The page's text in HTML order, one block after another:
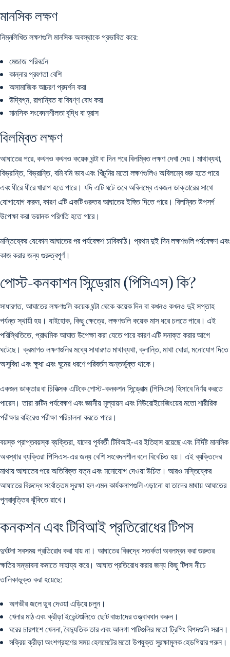
মানসিক লক্ষণ
নিম্নলিখিত লক্ষণগুলি মানসিক অবস্থাকে প্রভাবিত করে:
মেজাজ পরিবর্তন
কান্নার প্রবণতা বেশি
অসামাজিক আচরণ প্রদর্শন করা
উদ্বিগ্ন, রাগান্বিত বা বিষণ্ণ বোধ করা
মানসিক সংবেদনশীলতা বৃদ্ধি বা হ্রাস
বিলম্বিত লক্ষণ
আঘাতের পরে, কখনও কখনও কয়েক ঘন্টা বা দিন পরে বিলম্বিত লক্ষণ দেখা দেয়। মাথাব্যথা,
বিভ্রান্তি, বিভ্রান্তি, বমি বমি ভাব এবং খিঁচুনির মতো লক্ষণগুলিও অবিলম্বে শুরু হতে পারে
এবং ধীরে ধীরে খারাপ হতে পারে। যদি এটি ঘটে তবে অবিলম্বে একজন ডাক্তারের সাথে
যোগাযোগ করুন, কারণ এটি একটি গুরুতর আঘাতের ইঙ্গিত দিতে পারে। বিলম্বিত উপসর্গ
উপেক্ষা করা ভয়ানক পরিণতি হতে পারে।
মস্তিষ্কের যেকোন আঘাতের পর পর্যবেক্ষণ চাবিকাঠি। প্রথম দুই দিন লক্ষণগুলি পর্যবেক্ষণ এবং
কাজ করার জন্য গুরুত্বপূর্ণ।
পোস্ট-কনকাশন সিন্ড্রোম (পিসিএস) কি?
সাধারণত, আঘাতের লক্ষণগুলি কয়েক ঘন্টা থেকে কয়েক দিন বা কখনও কখনও দুই সপ্তাহ
পর্যন্ত স্থায়ী হয়। যাইহোক, কিছু ক্ষেত্রে, লক্ষণগুলি কয়েক মাস ধরে চলতে পারে। এই
পরিস্থিতিতে, প্রাথমিক আঘাত উপেক্ষা করা যেতে পারে কারণ এটি সনাক্ত করার আগে
ঘটেছে। ক্রমাগত লক্ষণগুলির মধ্যে সাধারণত মাথাব্যথা, ক্লান্তি, মাথা ঘোরা, মনোযোগ দিতে
অসুবিধা এবং ক্ষুধা এবং ঘুমের ধরণে পরিবর্তন অন্তর্ভুক্ত থাকে।
একজন ডাক্তার বা চিকিত্সক এটিকে পোস্ট-কনকশন সিন্ড্রোম (পিসিএস) হিসাবে নির্ণয় করতে
পারেন। তারা রুটিন পর্যবেক্ষণ এবং জ্ঞানীয় মূল্যায়ন এবং নিউরোইমেজিংয়ের মতো শারীরিক
পরীক্ষার বাইরেও পরীক্ষা পরিচালনা করতে পারে।
বয়স্ক প্রাপ্তবয়স্ক ব্যক্তিরা, যাদের পূর্ববর্তী টিবিআই-এর ইতিহাস রয়েছে এবং নির্দিষ্ট মানসিক
অবস্থার ব্যক্তিরা পিসিএস-এর জন্য বেশি সংবেদনশীল বলে বিবেচিত হয়। এই ব্যক্তিদের
মাথায় আঘাতের পরে অতিরিক্ত যত্ন এবং মনোযোগ দেওয়া উচিত। আরও মস্তিষ্কের
আঘাতের বিরুদ্ধে সর্বোত্তম সুরক্ষা হল এমন কার্যকলাপগুলি এড়ানো যা তাদের মাথায় আঘাতের
পুনরাবৃত্তির ঝুঁকিতে রাখে।
কনকশন এবং টিবিআই প্রতিরোধের টিপস
দুর্ঘটনা সবসময় প্রতিরোধ করা যায় না। আঘাতের বিরুদ্ধে সতর্কতা অবলম্বন করা গুরুতর
ক্ষতির সম্ভাবনা কমাতে সাহায্য করে। আঘাত প্রতিরোধ করার জন্য কিছু টিপস নীচে
তালিকাভুক্ত করা হয়েছে:
অগভীর জলে ডুব দেওয়া এড়িয়ে চলুন।
খেলার মাঠ এবং ক্রীড়া ইভেন্টগুলিতে ছোট বাচ্চাদের তত্ত্বাবধান করুন।
ঘরের চারপাশে খেলনা, বৈদ্যুতিক তার এবং আলগা পাটিগুলির মতো ট্রিপিং বিপদগুলি সরান।
সক্রিয় ক্রীড়া অংশগ্রহণের সময়হেলমেটের মতো উপযুক্ত সুরক্ষামূলক হেডগিয়ারপরুন।